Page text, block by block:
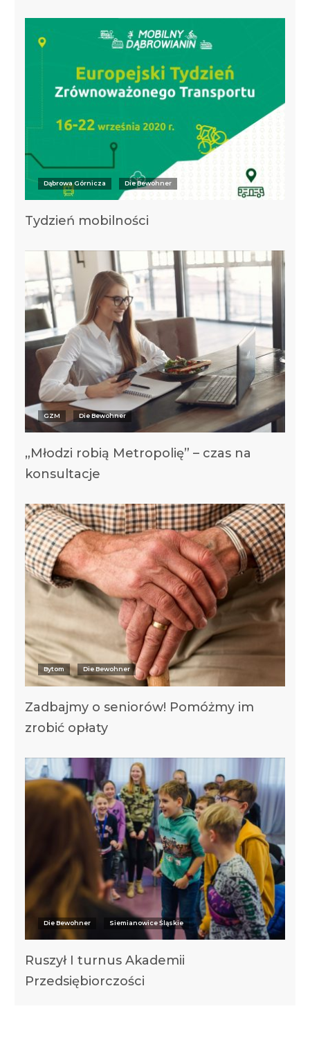
Dąbrowa Górnicza Die Bewohner
Tydzień mobilności
GZM Die Bewohner
„Młodzi robią Metropolię” – czas na
konsultacje
Bytom Die Bewohner
Zadbajmy o seniorów! Pomóżmy im
zrobić opłaty
Die Bewohner Siemianowice Śląskie
Ruszył I turnus Akademii
Przedsiębiorczości